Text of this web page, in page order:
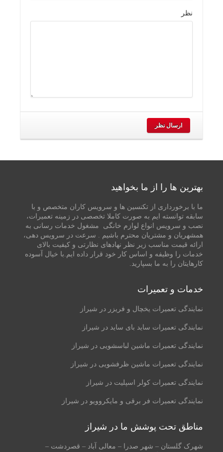
نظر
ارسال نظر
بهترین ها را از ما بخواهید
ما با برخورداری از تکنسین ها و سرویس کاران متخصص و با
سابقه توانسته ایم به صورت کاملا تخصصی در زمینه تعمیرات،
نصب و سرویس انواع لوازم خانگی مشغول خدمات رسانی به
همشهریان و مشتریان محترم باشیم . سرعت در سرویس دهی،
ارائه قیمت مناسب زیر نظر نهادهای نظارتی و کیفیت بالای
خدمات را وظیفه و اساس کار خود قرار داده ایم.با خیال آسوده
کارهایتان را به ما بسپارید.
خدمات و تعمیرات
نمایندگی تعمیرات یخچال و فریزر در شیراز
نمایندگی تعمیرات ساید بای ساید در شیراز
نمایندگی تعمیرات ماشین لباسشویی در شیراز
نمایندگی تعمیرات ماشین ظرفشویی در شیراز
نمایندگی تعمیرات کولر اسپلیت در شیراز
نمایندگی تعمیرات فر برقی و مایکروویو در شیراز
مناطق تحت پوشش ما در شیراز
شهرک گلستان – شهر صدرا – معالی آباد – قصردشت –